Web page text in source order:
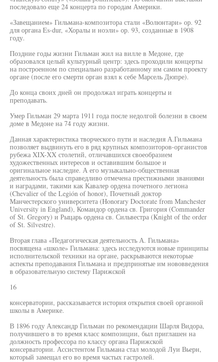
последовало еще 24 концерта по городам Америки.
«Завещанием» Гильмана-композитора стали «Волюнтари» ор. 92
для органа Es-dur, «Хоралы и ноэли» ор. 93, созданные в 1908
году.
Поздние годы жизни Гильман жил на вилле в Медоне, где
образовался целый культурный центр: здесь проходили концерты
на построенном по специально разработанному им самим проекту
органе (после его смерти орган взял к себе Марсель Дюпре).
До конца своих дней он продолжал играть концерты и
преподавать.
Умер Гильман 29 марта 1911 года после недолгой болезни в своем
доме в Медоне на 74 году жизни.
Данная характеристика творческого пути и наследия А.Гильмана
позволяет выдвинуть его в ряд крупных композиторов-органистов
рубежа XIX-XX столетий, отличавшихся своеобразием
художественных интересов и оставившим большое и
оригинальное наследие. А его музыкально-общественная
деятельность была справедливо отмечена престижными званиями
и наградами, такими как Кавалер ордена почетного легиона
(Chevalier of the Legión of honor), Почетный доктор
Манчестерского университета (Honorary Doctorate from Manchester
University in England), Командор ордена св. Григория (Commander
of St. Gregory) и Рыцарь ордена св. Сильвестра (Knight of the order
of St. Silvestre).
Вторая глава «Педагогическая деятельность А. Гильмана»
посвящена «школе» Гильмана: здесь исследуются новые принципы
исполнительской техники на органе, раскрываются некоторые
аспекты преподавания Гильмана и предпринятые им нововведения
в образовательную систему Парижской
16
консерватории, рассказывается история открытия своей органной
школы в Америке.
В 1896 году Александр Гильман по рекомендации Шарля Видора,
получившего в то время класс композиции, был приглашен на
должность профессора по классу органа Парижской
консерватории. Ассистентом Гильмана стал молодой Луи Вьерн,
который замещал его во время частых гастролей.